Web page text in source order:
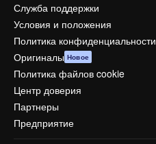
Служба поддержки
Условия и положения
Политика конфиденциальности
Оригиналы Новое
Политика файлов cookie
Центр доверия
Партнеры
Предприятие